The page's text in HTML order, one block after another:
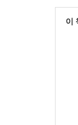
이